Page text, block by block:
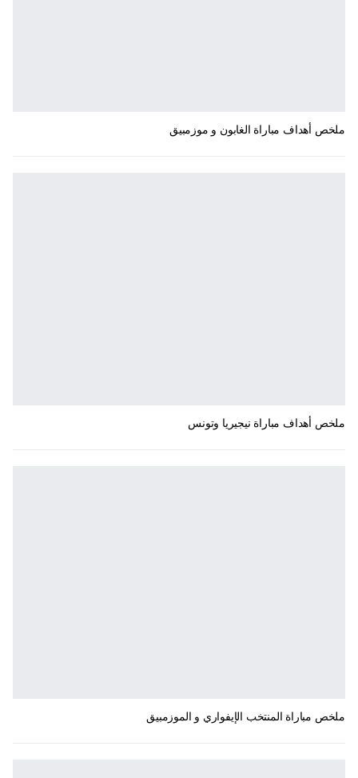
ملخص أهداف مباراة الغابون و موزمبيق
ملخص أهداف مباراة نيجيريا وتونس
ملخص مباراة المنتخب الإيفواري و الموزمبيق